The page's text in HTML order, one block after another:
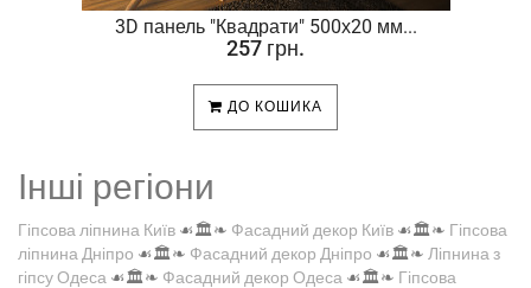
3D панель "Квадрати" 500х20 мм...
257 грн.
ДО КОШИКА
Інші регіони
Гіпсова ліпнина Київ ☙🏛️❧ Фасадний декор Київ ☙🏛️❧ Гіпсова
ліпнина Дніпро ☙🏛️❧ Фасадний декор Дніпро ☙🏛️❧ Ліпнина з
гіпсу Одеса ☙🏛️❧ Фасадний декор Одеса ☙🏛️❧ Гіпсова